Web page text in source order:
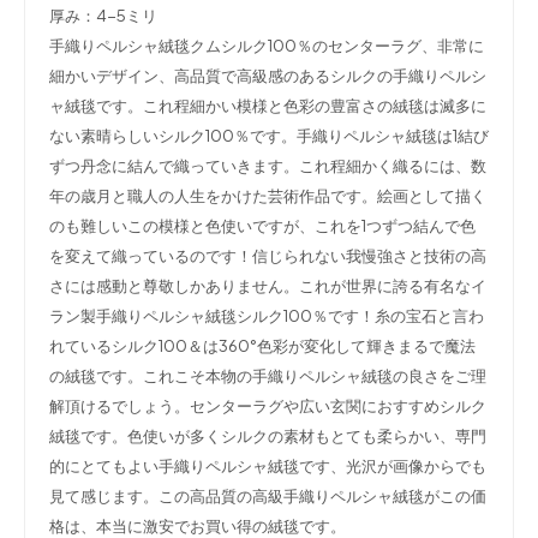
厚み：4-5ミリ
手織りペルシャ絨毯クムシルク100％のセンターラグ、非常に
細かいデザイン、高品質で高級感のあるシルクの手織りペルシ
ャ絨毯です。これ程細かい模様と色彩の豊富さの絨毯は滅多に
ない素晴らしいシルク100％です。手織りペルシャ絨毯は1結び
ずつ丹念に結んで織っていきます。これ程細かく織るには、数
年の歳月と職人の人生をかけた芸術作品です。絵画として描く
のも難しいこの模様と色使いですが、これを1つずつ結んで色
を変えて織っているのです！信じられない我慢強さと技術の高
さには感動と尊敬しかありません。これが世界に誇る有名なイ
ラン製手織りペルシャ絨毯シルク100％です！糸の宝石と言わ
れているシルク100＆は360°色彩が変化して輝きまるで魔法
の絨毯です。これこそ本物の手織りペルシャ絨毯の良さをご理
解頂けるでしょう。センターラグや広い玄関におすすめシルク
絨毯です。色使いが多くシルクの素材もとても柔らかい、専門
的にとてもよい手織りペルシャ絨毯です、光沢が画像からでも
見て感じます。この高品質の高級手織りペルシャ絨毯がこの価
格は、本当に激安でお買い得の絨毯です。